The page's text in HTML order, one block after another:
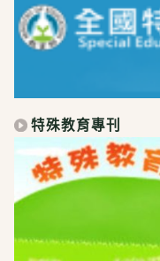
特殊教育專刊